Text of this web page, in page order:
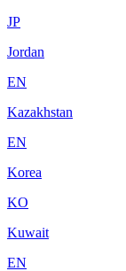
JP
Jordan
EN
Kazakhstan
EN
Korea
KO
Kuwait
EN